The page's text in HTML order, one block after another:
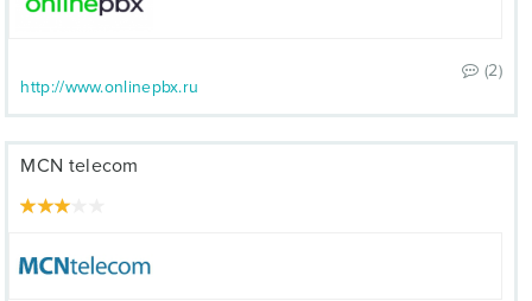
(2)
http://www.onlinepbx.ru
MCN telecom